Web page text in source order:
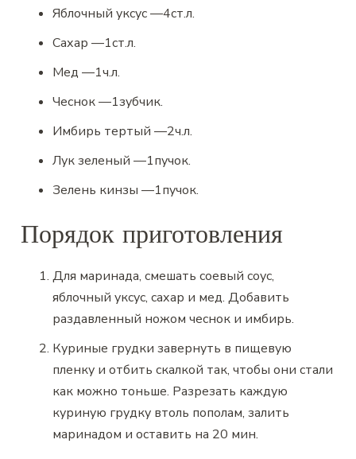
Яблочный уксус—4ст.л.
Сахар —1ст.л.
Мед —1ч.л.
Чеснок—1зубчик.
Имбирь тертый —2ч.л.
Лук зеленый —1пучок.
Зелень кинзы —1пучок.
Порядок приготовления
Для маринада, смешать соевый соус,
яблочный уксус, сахар и мед. Добавить
раздавленный ножом чеснок и имбирь.
Куриные грудки завернуть в пищевую
пленку и отбить скалкой так, чтобы они стали
как можно тоньше. Разрезать каждую
куриную грудку втоль пополам, залить
маринадом и оставить на 20 мин.